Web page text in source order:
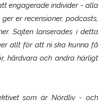
engagerade individer - alla
er recensioner, podcasts,
Sajten lanserades i detta
allt för att ni ska kunna få
hårdvara och andra härligt
som ärNördliv- och